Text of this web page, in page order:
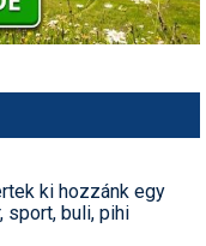
ki hozzánk egy
sport, buli, pihi